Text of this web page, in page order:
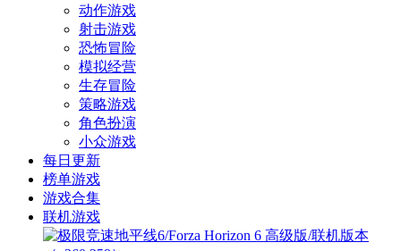
动作游戏
射击游戏
恐怖冒险
模拟经营
生存冒险
策略游戏
角色扮演
小众游戏
每日更新
榜单游戏
游戏合集
联机游戏